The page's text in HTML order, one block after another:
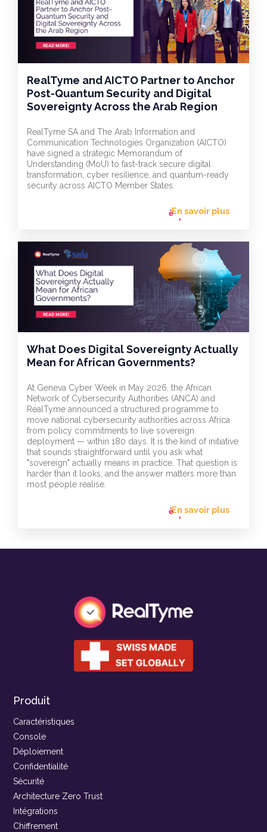
RealTyme and AICTO Partner to Anchor
Post-Quantum Security and Digital
Sovereignty Across the Arab Region
RealTyme SA and The Arab Information and
Communication Technologies Organization (AICTO)
have signed a strategic Memorandum of
Understanding (MoU) to fast-track secure digital
transformation, cyber resilience, and quantum-ready
security across AICTO Member States.
En savoir plus
flèche_vers
l'avant
What Does Digital Sovereignty Actually
Mean for African Governments?
At Geneva Cyber Week in May 2026, the African
Network of Cybersecurity Authorities (ANCA) and
RealTyme announced a structured programme to
move national cybersecurity authorities across Africa
from policy commitments to live sovereign
deployment — within 180 days. It is the kind of initiative
that sounds straightforward until you ask what
"sovereign" actually means in practice. That question is
harder than it looks, and the answer matters more than
most people realise.
En savoir plus
flèche_vers
l'avant
Produit
Caractéristiques
Console
Déploiement
Confidentialité
Sécurité
Architecture Zero Trust
Intégrations
Chiffrement